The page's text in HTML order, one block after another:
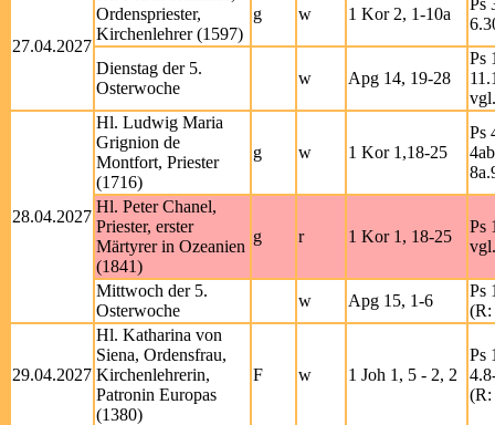
27.04.2027
Ordenspriester,
Kirchenlehrer (1597)
g w 1 Kor 2, 1-10a
Ps
Dienstag der 5.
Osterwoche
w Apg 14, 19-28
Ps
28.04.2027
Hl. Ludwig Maria
Grignion de
Montfort, Priester
(1716)
g w 1 Kor 1,18-25
Ps
Hl. Peter Chanel,
Priester, erster
Märtyrer in Ozeanien
(1841)
g r 1 Kor 1, 18-25
Ps
Mittwoch der 5.
Osterwoche
w Apg 15, 1-6
Ps
(R:
29.04.2027
Hl. Katharina von
Siena, Ordensfrau,
Kirchenlehrerin,
Patronin Europas
(1380)
F w 1 Joh 1, 5 - 2, 2
Ps
(R: